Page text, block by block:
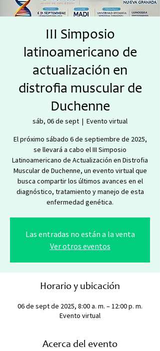
III Simposio
latinoamericano de
actualización en
distrofia muscular de
Duchenne
sáb, 06 de sept
  |
Evento virtual
El próximo sábado 6 de septiembre de 2025,
se llevará a cabo el III Simposio
Latinoamericano de Actualización en Distrofia
Muscular de Duchenne, un evento virtual que
busca compartir los últimos avances en el
diagnóstico, tratamiento y manejo de esta
enfermedad genética.
Las entradas no están a la venta
Ver otros eventos
Horario y ubicación
06 de sept de 2025, 8:00 a. m. – 12:00 p. m.
Evento virtual
Acerca del evento